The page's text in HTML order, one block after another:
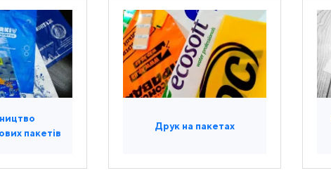
пакетів
Друк на пакетах